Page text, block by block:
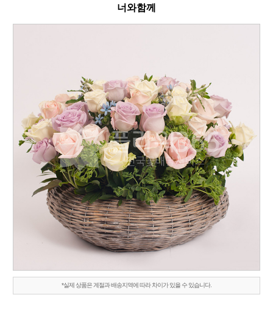
너와함께
*실제 상품은 계절과 배송지역에 따라 차이가 있을 수 있습니다.